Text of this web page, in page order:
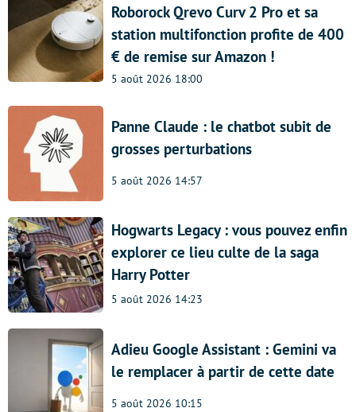
Roborock Qrevo Curv 2 Pro et sa
station multifonction profite de 400
€ de remise sur Amazon !
5 août 2026 18:00
Panne Claude : le chatbot subit de
grosses perturbations
5 août 2026 14:57
Hogwarts Legacy : vous pouvez enfin
explorer ce lieu culte de la saga
Harry Potter
5 août 2026 14:23
Adieu Google Assistant : Gemini va
le remplacer à partir de cette date
5 août 2026 10:15